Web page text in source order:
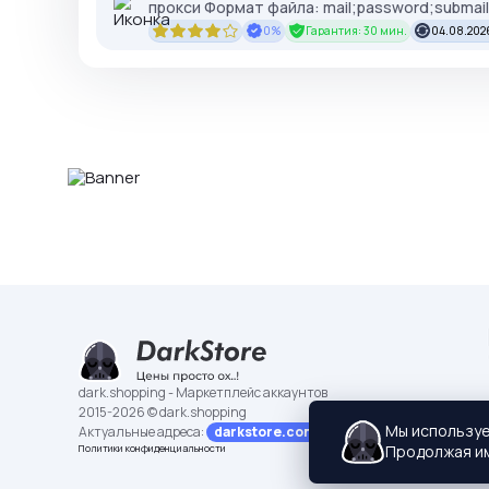
прокси Формат файла: mail;password;submail
0% Гарантия: 30 мин.
dark.shopping - Маркетплейс аккаунтов
2015-2026 © dark.shopping
Актуальные адреса:
darkstore.contact
Политики конфиденциальности
Мы
Продолжая